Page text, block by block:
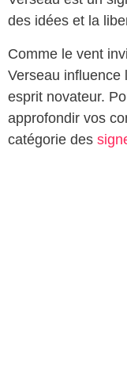
des idées et la
Comme le vent
Verseau influence
esprit novateur.
approfondir vos
catégorie des